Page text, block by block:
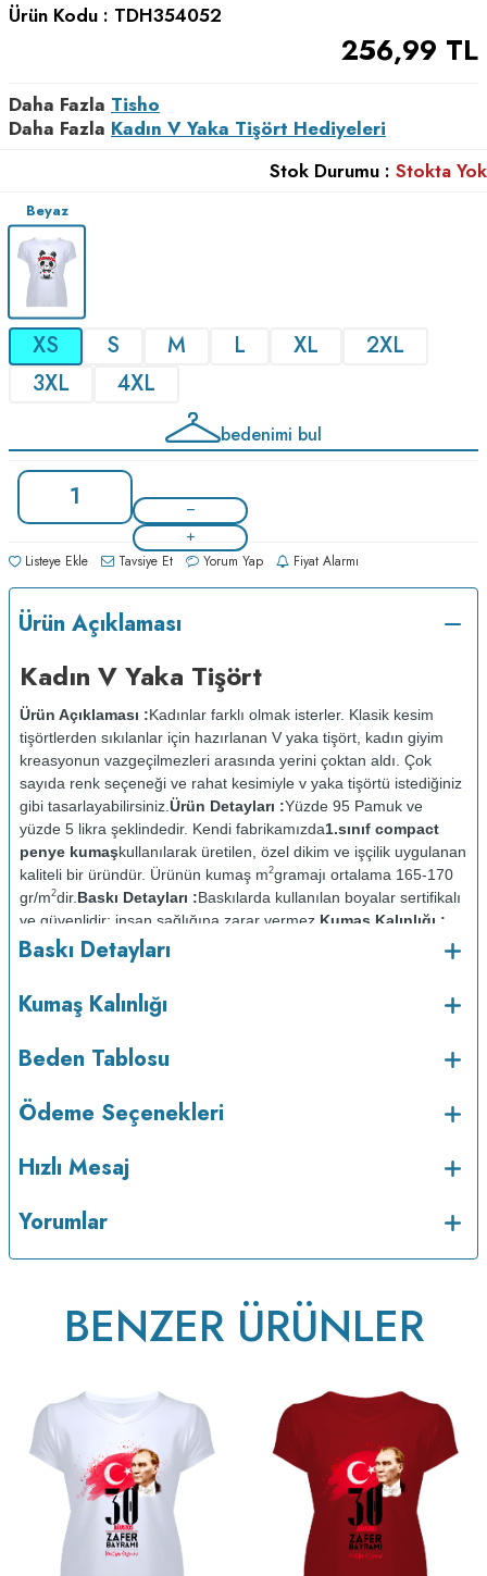
Ürün Kodu : TDH354052
256,99 TL
Daha Fazla Tisho
Daha Fazla Kadın V Yaka Tişört Hediyeleri
Stok Durumu : Stokta Yok
Beyaz
XS S M L XL
2XL
3XL
4XL
bedenimi bul
Listeye Ekle Tavsiye Et Yorum Yap Fiyat Alarmı
Ürün Açıklaması
Kadın V Yaka Tişört
Ürün Açıklaması :Kadınlar farklı olmak isterler. Klasik kesim
tişörtlerden sıkılanlar için hazırlanan V yaka tişört, kadın giyim
kreasyonun vazgeçilmezleri arasında yerini çoktan aldı. Çok
sayıda renk seçeneği ve rahat kesimiyle v yaka tişörtü istediğiniz
gibi tasarlayabilirsiniz. Ürün Detayları :Yüzde 95 Pamuk ve
yüzde 5 likra şeklindedir. Kendi fabrikamızda1.sınıf compact
penye kumaşkullanılarak üretilen, özel dikim ve işçilik uygulanan
kaliteli bir üründür. Ürünün kumaş m2gramajı ortalama 165-170
gr/m2dir. Baskı Detayları :Baskılarda kullanılan boyalar sertifikalı
ve güvenlidir; insan sağlığına zarar vermez. Kumaş Kalınlığı :
yapılmaz.
Kurutma makinesinde kurutulmaz. Orta ısıda ve tersten
ütülenir.
Baskı Detayları
Kumaş Kalınlığı
Beden Tablosu
Ödeme Seçenekleri
Hızlı Mesaj
Yorumlar
BENZER ÜRÜNLER